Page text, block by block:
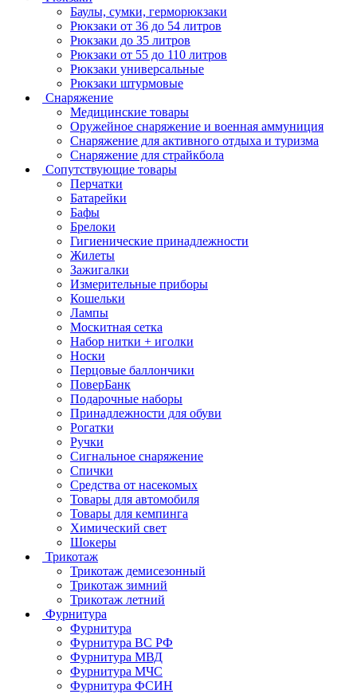
Баулы, сумки, герморюкзаки
Рюкзаки от 36 до 54 литров
Рюкзаки до 35 литров
Рюкзаки от 55 до 110 литров
Рюкзаки универсальные
Рюкзаки штурмовые
Снаряжение
Медицинские товары
Оружейное снаряжение и военная аммуниция
Снаряжение для активного отдыха и туризма
Снаряжение для страйкбола
Сопутствующие товары
Перчатки
Батарейки
Бафы
Брелоки
Гигиенические принадлежности
Жилеты
Зажигалки
Измерительные приборы
Кошельки
Лампы
Москитная сетка
Набор нитки + иголки
Носки
Перцовые баллончики
ПоверБанк
Подарочные наборы
Принадлежности для обуви
Рогатки
Ручки
Сигнальное снаряжение
Спички
Средства от насекомых
Товары для автомобиля
Товары для кемпинга
Химический свет
Шокеры
Трикотаж
Трикотаж демисезонный
Трикотаж зимний
Трикотаж летний
Фурнитура
Фурнитура
Фурнитура ВС РФ
Фурнитура МВД
Фурнитура МЧС
Фурнитура ФСИН